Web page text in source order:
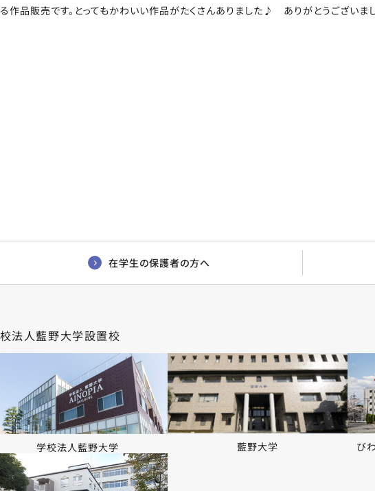
品販売です。とってもかわいい作品がたくさんありました♪ ありがとうございまし
在学生の保護者の方へ
法人藍野大学設置校
学校法人藍野大学 藍野大学 び